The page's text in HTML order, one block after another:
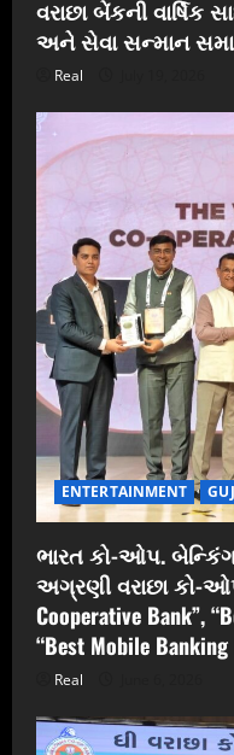
વરાછા બેંકની વાર્ષિક
અને સેવા સન્માન
Real
ENTERTAINMENT
ભારત કો-ઓપ. બેન્કિંગ
અગ્રણી વરાછા કો-
Cooperative Bank”,
“Best Mobile
Real